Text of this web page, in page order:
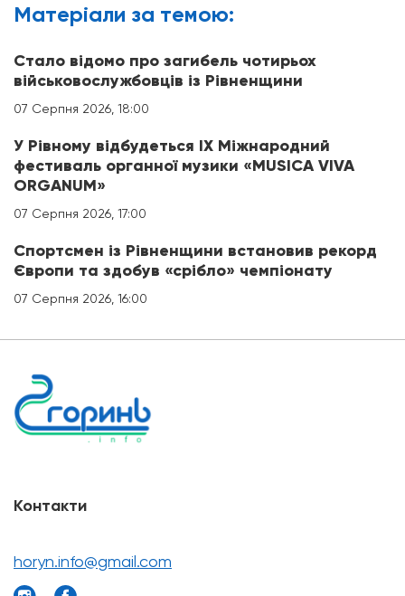
Матерiали за темою:
Стало відомо про загибель чотирьох
військовослужбовців із Рівненщини
07 Серпня 2026, 18:00
У Рівному відбудеться IX Міжнародний
фестиваль органної музики «MUSICA VIVA
ORGANUM»
07 Серпня 2026, 17:00
Спортсмен із Рівненщини встановив рекорд
Європи та здобув «срібло» чемпіонату
07 Серпня 2026, 16:00
Контакти
horyn.info@gmail.com